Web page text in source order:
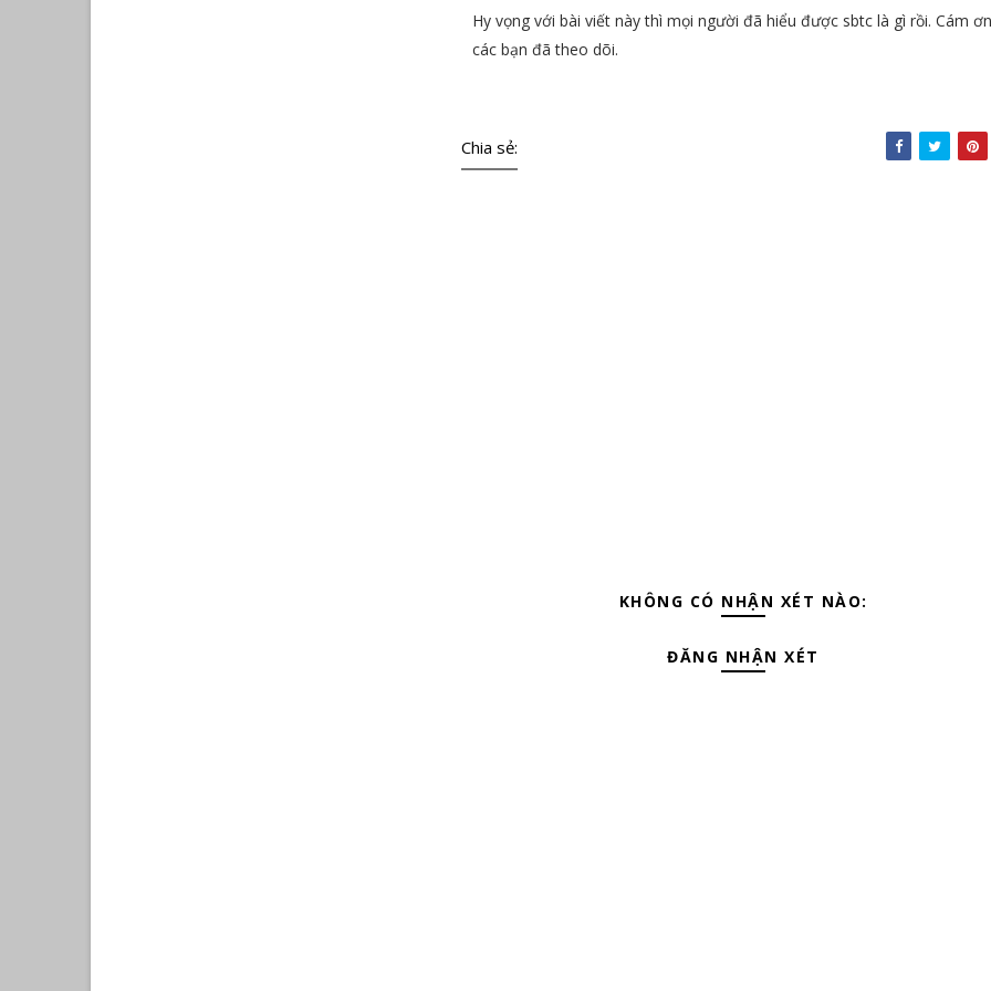
Hy vọng với bài viết này thì mọi người đã hiểu được sbtc là gì rồi. Cám ơn
các bạn đã theo dõi.
Chia sẻ:
KHÔNG CÓ NHẬN XÉT NÀO:
ĐĂNG NHẬN XÉT